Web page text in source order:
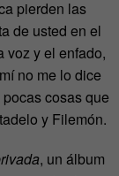
pierden las
de usted en el
voz y el enfado,
no me lo dice
cosas que
y Filemón.
, un álbum